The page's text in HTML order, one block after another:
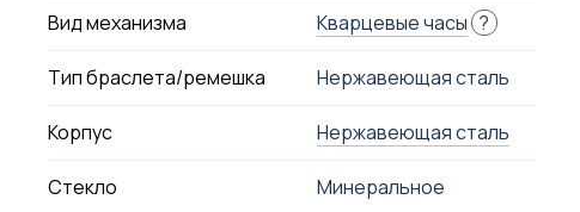
Вид механизма Кварцевые часы ?
Тип браслета/ремешка Нержавеющая сталь
Корпус Нержавеющая сталь
Стекло Минеральное